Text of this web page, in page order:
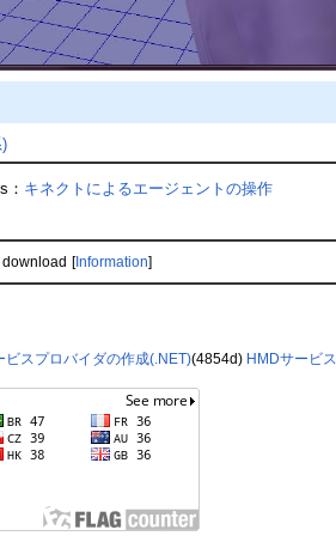
キネクトによるエージェントの操作
[Information]
ビスプロバイダの作成(.NET)(4854d) HMDサービス